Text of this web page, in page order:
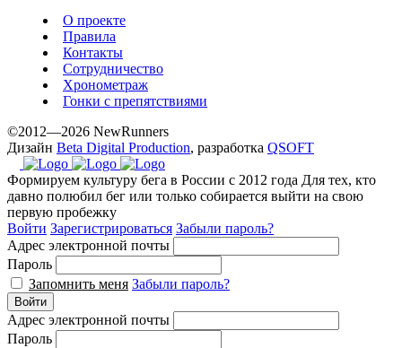
О проекте
Правила
Контакты
Сотрудничество
Хронометраж
Гонки с препятствиями
©2012—2026 NewRunners
Дизайн Beta Digital Production, разработка QSOFT
Формируем культуру бега в России с 2012 года Для тех, кто
давно полюбил бег или только собирается выйти на свою
первую пробежку
Войти Зарегистрироваться Забыли пароль?
Адрес электронной почты
Пароль
Запомнить меня Забыли пароль?
Войти
Адрес электронной почты
Пароль